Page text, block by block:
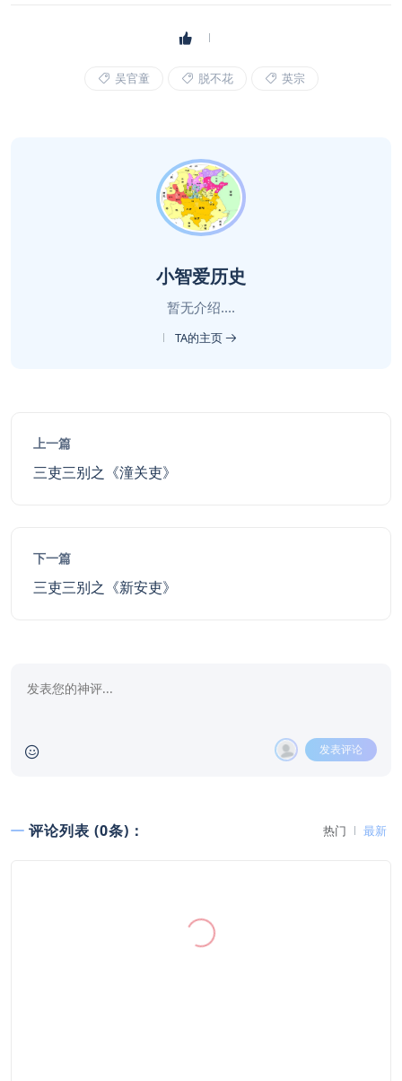
吴官童 脱不花 英宗
小智爱历史
暂无介绍....
TA的主页
上一篇
三吏三别之《潼关吏》
下一篇
三吏三别之《新安吏》
发表评论
评论列表 (0条)： 热门 最新